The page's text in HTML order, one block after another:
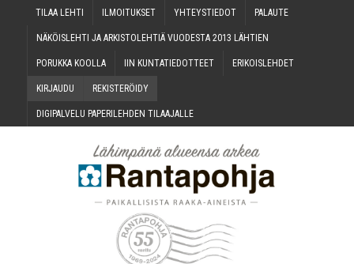
TILAA LEH­TI ILMOI­TUK­SET YHTEYS­TIE­DOT PALAU­TE
NÄKÖIS­LEH­TI JA ARKIS­TO­LEH­TIÄ VUO­DES­TA 2013 LÄHTIEN
PORUK­KA KOOLLA IIN KUN­TA­TIE­DOT­TEET ERI­KOIS­LEH­DET
KIR­JAU­DU REKIS­TE­RÖI­DY
DIGI­PAL­VE­LU PAPE­RI­LEH­DEN TILAAJALLE